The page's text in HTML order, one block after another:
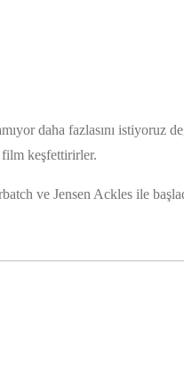
daha fazlasını istiyoruz
keşfettirirler.
ve Jensen Ackles ile